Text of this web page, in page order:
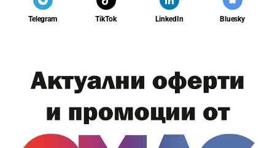
Telegram TikTok LinkedIn Bluesky